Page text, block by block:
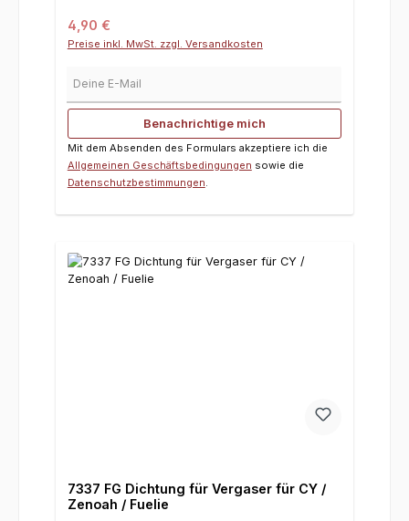
Regulärer Preis:
4,90 €
Preise inkl. MwSt. zzgl. Versandkosten
Benachrichtige mich
Mit dem Absenden des Formulars akzeptiere ich die
Allgemeinen Geschäftsbedingungen sowie die
Datenschutzbestimmungen.
7337 FG Dichtung für Vergaser für CY /
Zenoah / Fuelie